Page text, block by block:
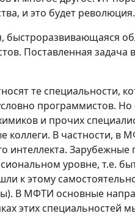
и это будет революция.
Поставленная
те специальности,
программистов.
и прочих
коллеги. В частности,
интеллекта.
уровне, т.е.
к этому
В МФТИ основные
этих